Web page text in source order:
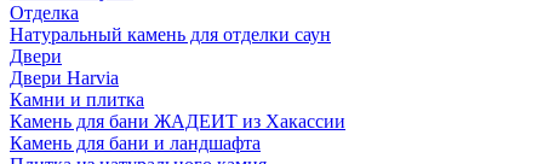
Отделка
Натуральный камень для отделки саун
Двери
Двери Harvia
Камни и плитка
Камень для бани ЖАДЕИТ из Хакассии
Камень для бани и ландшафта